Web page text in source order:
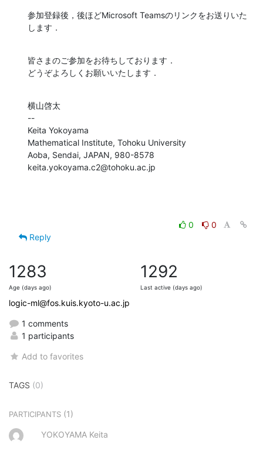
参加登録後，後ほどMicrosoft Teamsのリンクをお送りいた
します．
皆さまのご参加をお待ちしております．
どうぞよろしくお願いいたします．
横山啓太
--
Keita Yokoyama
Mathematical Institute, Tohoku University
Aoba, Sendai, JAPAN, 980-8578
keita.yokoyama.c2@tohoku.ac.jp
0
0
Reply
1283
Age (days ago)
1292
Last active (days ago)
logic-ml@fos.kuis.kyoto-u.ac.jp
1 comments
1 participants
Add to favorites
TAGS (0)
PARTICIPANTS (1)
YOKOYAMA Keita